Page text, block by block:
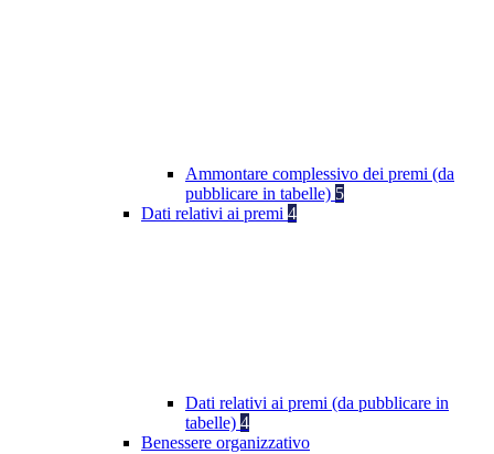
Ammontare complessivo dei premi (da
pubblicare in tabelle) 5
Dati relativi ai premi 4
Dati relativi ai premi (da pubblicare in
tabelle) 4
Benessere organizzativo